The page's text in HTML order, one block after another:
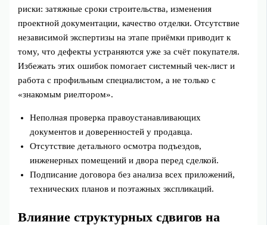
риски: затяжные сроки строительства, изменения
проектной документации, качество отделки. Отсутствие
независимой экспертизы на этапе приёмки приводит к
тому, что дефекты устраняются уже за счёт покупателя.
Избежать этих ошибок помогает системный чек-лист и
работа с профильным специалистом, а не только с
«знакомым риелтором».
Неполная проверка правоустанавливающих
документов и доверенностей у продавца.
Отсутствие детального осмотра подъездов,
инженерных помещений и двора перед сделкой.
Подписание договора без анализа всех приложений,
технических планов и поэтажных экспликаций.
Влияние структурных сдвигов на